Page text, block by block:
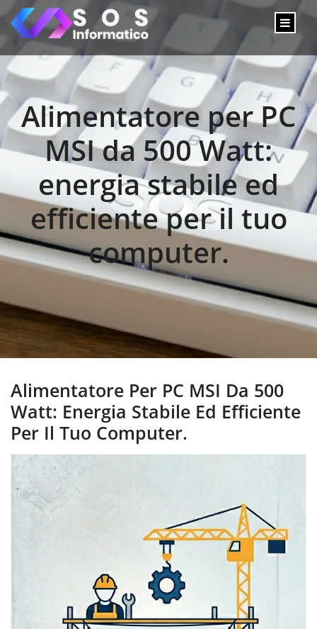
Alimentatore per PC
MSI da 500 Watt:
energia stabile ed
efficiente per il tuo
computer.
Alimentatore Per PC MSI Da 500
Watt: Energia Stabile Ed Efficiente
Per Il Tuo Computer.